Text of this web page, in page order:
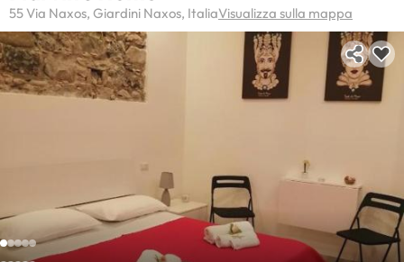
55 Via Naxos, Giardini Naxos, ItaliaVisualizza sulla mappa